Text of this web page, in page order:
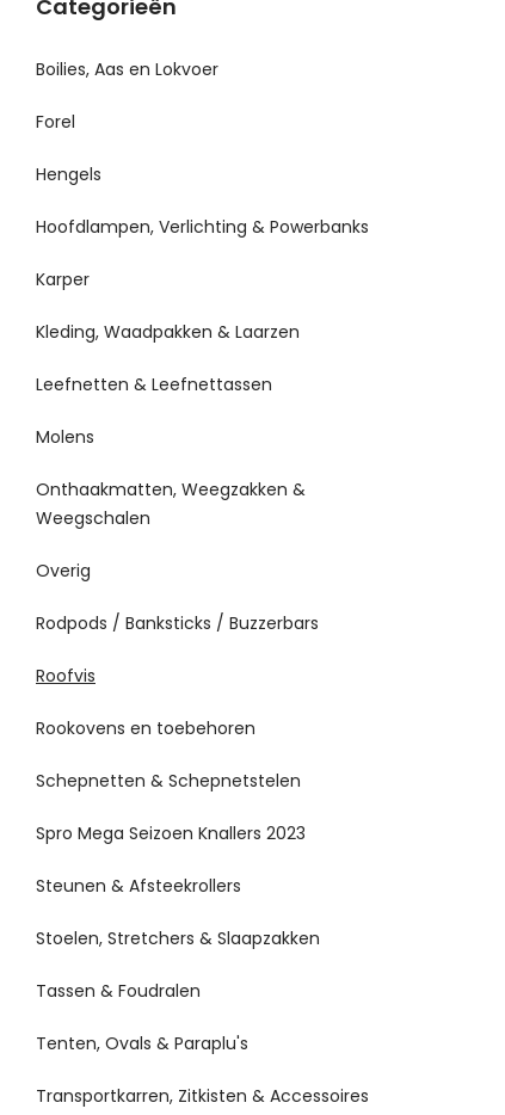
Categorieën
Boilies, Aas en Lokvoer
Forel
Hengels
Hoofdlampen, Verlichting & Powerbanks
Karper
Kleding, Waadpakken & Laarzen
Leefnetten & Leefnettassen
Molens
Onthaakmatten, Weegzakken &
Weegschalen
Overig
Rodpods / Banksticks / Buzzerbars
Roofvis
Rookovens en toebehoren
Schepnetten & Schepnetstelen
Spro Mega Seizoen Knallers 2023
Steunen & Afsteekrollers
Stoelen, Stretchers & Slaapzakken
Tassen & Foudralen
Tenten, Ovals & Paraplu's
Transportkarren, Zitkisten & Accessoires